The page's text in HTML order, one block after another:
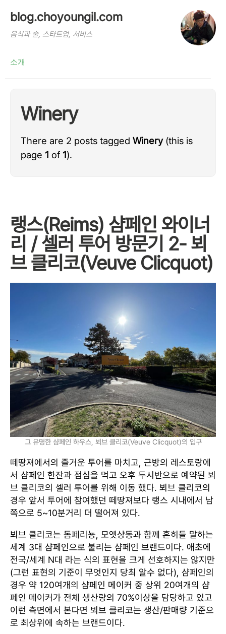
blog.choyoungil.com
음식과 술, 스타트업, 서비스
소개
Winery
There are 2 posts tagged Winery(this is
page 1 of 1).
랭스(Reims) 샴페인 와이너
리 / 셀러 투어 방문기 2- 뵈
브 클리코(Veuve Clicquot)
그 유명한 샴페인 하우스, 뵈브 클리코(Veuve Clicquot)의 입구
떼땅져에서의 즐거운 투어를 마치고, 근방의 레스토랑에
서 샴페인 한잔과 점심을 먹고 오후 두시반으로 예약된 뵈
브 클리코의 셀러 투어를 위해 이동 했다. 뵈브 클리코의
경우 앞서 투어에 참여했던 떼땅져보다 랭스 시내에서 남
쪽으로 5~10분거리 더 떨어져 있다.
뵈브 클리코는 돔페리뇽, 모엣샹동과 함께 흔히들 말하는
세계 3대 샴페인으로 불리는 샴페인 브랜드이다. 애초에
전국/세계 N대 라는 식의 표현을 크게 선호하지는 않지만
(그런 표현의 기준이 무엇인지 당최 알수 없다), 샴페인의
경우 약 120여개의 샴페인 메이커 중 상위 20여개의 샴
페인 메이커가 전체 생산량의 70%이상을 담당하고 있고
이런 측면에서 본다면 뵈브 클리코는 생산/판매량 기준으
로 최상위에 속하는 브랜드이다.